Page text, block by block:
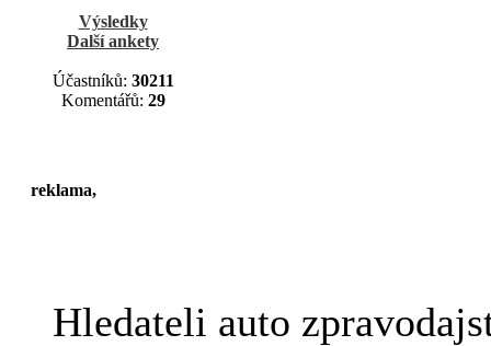
Výsledky
Další ankety
Účastníků: 30211
Komentářů: 29
reklama,
Hledateli auto